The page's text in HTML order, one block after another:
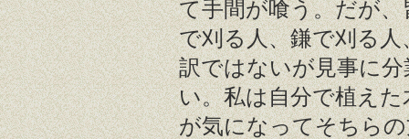
て手間が喰う。だが
で刈る人、鎌で刈る
訳ではないが見事に
い。私は自分で植え
が気になってそちら